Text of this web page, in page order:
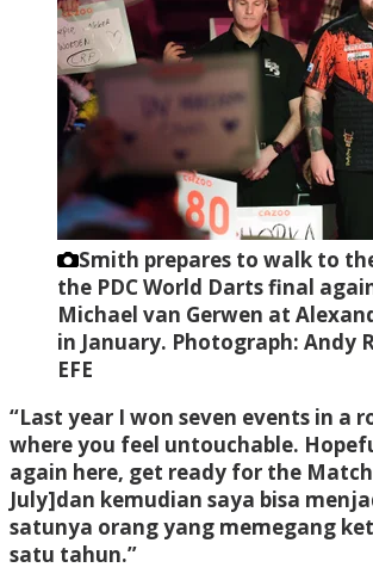
Smith prepares to walk to
the PDC World Darts final
Michael van Gerwen at
in January. Photograph: Andy
EFE
“Last year I won seven events in a
where you feel untouchable.
again here, get ready for the
July]dan kemudian saya bisa
satunya orang yang memegang
satu tahun.”